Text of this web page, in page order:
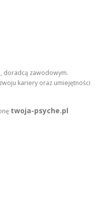
doradcą zawodowym.
kariery oraz umiejętności
twoja-psyche.pl